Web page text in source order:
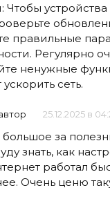
Чтобы устройства
правильные
Регулярно
ненужные
сеть.
25.12.2025 в
за
знать, как
работал
Очень ценю